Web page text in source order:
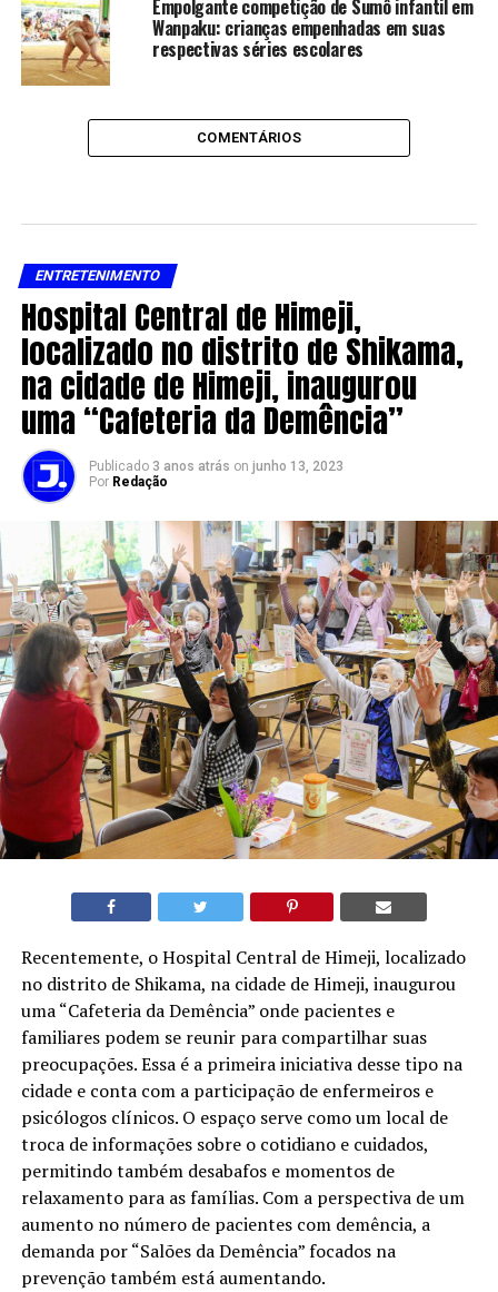
Empolgante competição de Sumô infantil em
Wanpaku: crianças empenhadas em suas
respectivas séries escolares
COMENTÁRIOS
ENTRETENIMENTO
Hospital Central de Himeji,
localizado no distrito de Shikama,
na cidade de Himeji, inaugurou
uma “Cafeteria da Demência”
Publicado 3 anos atrás on junho 13, 2023
Por Redação
Recentemente, o Hospital Central de Himeji, localizado
no distrito de Shikama, na cidade de Himeji, inaugurou
uma “Cafeteria da Demência” onde pacientes e
familiares podem se reunir para compartilhar suas
preocupações. Essa é a primeira iniciativa desse tipo na
cidade e conta com a participação de enfermeiros e
psicólogos clínicos. O espaço serve como um local de
troca de informações sobre o cotidiano e cuidados,
permitindo também desabafos e momentos de
relaxamento para as famílias. Com a perspectiva de um
aumento no número de pacientes com demência, a
demanda por “Salões da Demência” focados na
prevenção também está aumentando.